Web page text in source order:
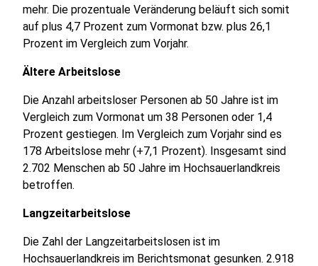
mehr. Die prozentuale Veränderung beläuft sich somit
auf plus 4,7 Prozent zum Vormonat bzw. plus 26,1
Prozent im Vergleich zum Vorjahr.
Ältere Arbeitslose
Die Anzahl arbeitsloser Personen ab 50 Jahre ist im
Vergleich zum Vormonat um 38 Personen oder 1,4
Prozent gestiegen. Im Vergleich zum Vorjahr sind es
178 Arbeitslose mehr (+7,1 Prozent). Insgesamt sind
2.702 Menschen ab 50 Jahre im Hochsauerlandkreis
betroffen.
Langzeitarbeitslose
Die Zahl der Langzeitarbeitslosen ist im
Hochsauerlandkreis im Berichtsmonat gesunken. 2.918